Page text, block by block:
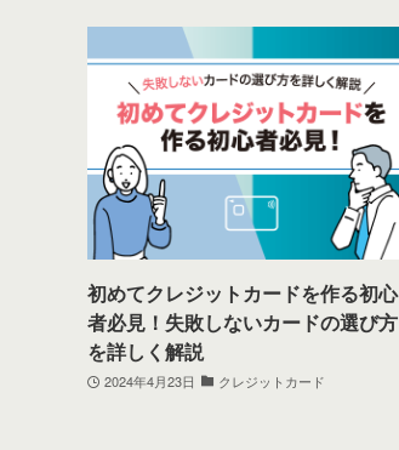
初めてクレジットカードを作る初心
者必見！失敗しないカードの選び方
を詳しく解説
2024年4月23日 クレジットカード